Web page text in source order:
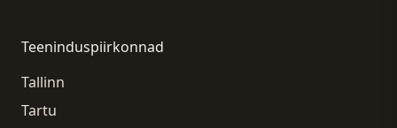
Teeninduspiirkonnad
Tallinn
Tartu